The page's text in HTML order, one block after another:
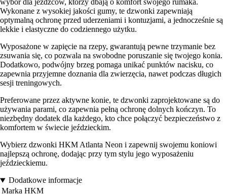
wybór dla jeźdźców, którzy dbają o komfort swojego rumaka.
Wykonane z wysokiej jakości gumy, te dzwonki zapewniają
optymalną ochronę przed uderzeniami i kontuzjami, a jednocześnie są
lekkie i elastyczne do codziennego użytku.
Wyposażone w zapięcie na rzepy, gwarantują pewne trzymanie bez
zsuwania się, co pozwala na swobodne poruszanie się twojego konia.
Dodatkowo, podwójny brzeg pomaga unikać punktów nacisku, co
zapewnia przyjemne doznania dla zwierzęcia, nawet podczas długich
sesji treningowych.
Preferowane przez aktywne konie, te dzwonki zaprojektowane są do
używania parami, co zapewnia pełną ochronę dolnych kończyn. To
niezbędny dodatek dla każdego, kto chce połączyć bezpieczeństwo z
komfortem w świecie jeździeckim.
Wybierz dzwonki HKM Atlanta Neon i zapewnij swojemu koniowi
najlepszą ochronę, dodając przy tym stylu jego wyposażeniu
jeździeckiemu.
Dodatkowe informacje
Marka HKM